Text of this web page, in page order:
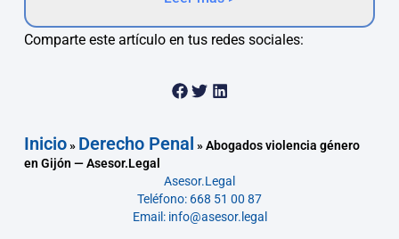
Comparte este artículo en tus redes sociales:
Inicio» Derecho Penal »Abogados violencia género
en Gijón — Asesor.Legal
Asesor.Legal
Teléfono: 668 51 00 87
Email: info@asesor.legal